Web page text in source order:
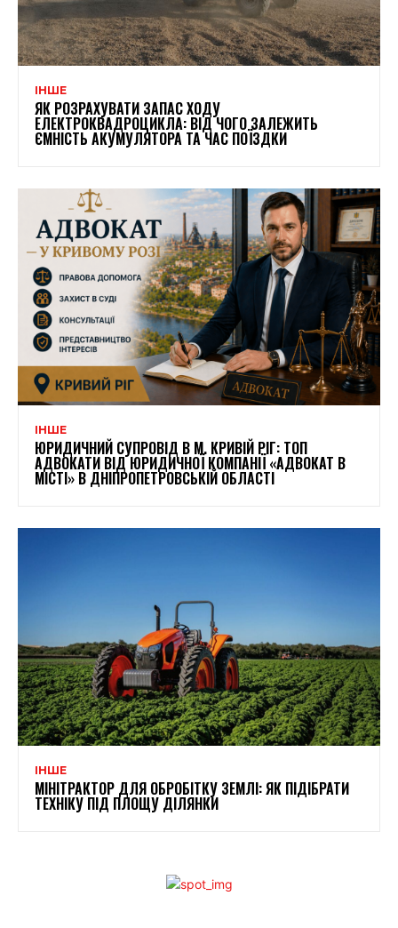
ІНШЕ
ЯК РОЗРАХУВАТИ ЗАПАС ХОДУ
ЕЛЕКТРОКВАДРОЦИКЛА: ВІД ЧОГО ЗАЛЕЖИТЬ
ЄМНІСТЬ АКУМУЛЯТОРА ТА ЧАС ПОЇЗДКИ
ІНШЕ
ЮРИДИЧНИЙ СУПРОВІД В М. КРИВІЙ РІГ: ТОП
АДВОКАТИ ВІД ЮРИДИЧНОЇ КОМПАНІЇ «АДВОКАТ В
МІСТІ» В ДНІПРОПЕТРОВСЬКІЙ ОБЛАСТІ
ІНШЕ
МІНІТРАКТОР ДЛЯ ОБРОБІТКУ ЗЕМЛІ: ЯК ПІДІБРАТИ
ТЕХНІКУ ПІД ПЛОЩУ ДІЛЯНКИ